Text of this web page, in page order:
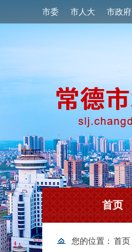
市委 市人大 市政府
首页
您的位置： 首页